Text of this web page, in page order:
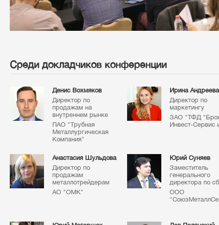
Среди докладчиков конференции
Денис Вохмяков
Директор по
продажам на
внутреннем рынке
ПАО "Трубная
Металлургическая
Компания"
Ирина Андреева
Директор по
маркетингу
ЗАО "ТФД
Инвест-Сервис
Анастасия Шульдова
Директор по
продажам
металлотрейдерам
АО "ОМК"
Юрий Суняев
Заместитель
генерального
директора по
ООО